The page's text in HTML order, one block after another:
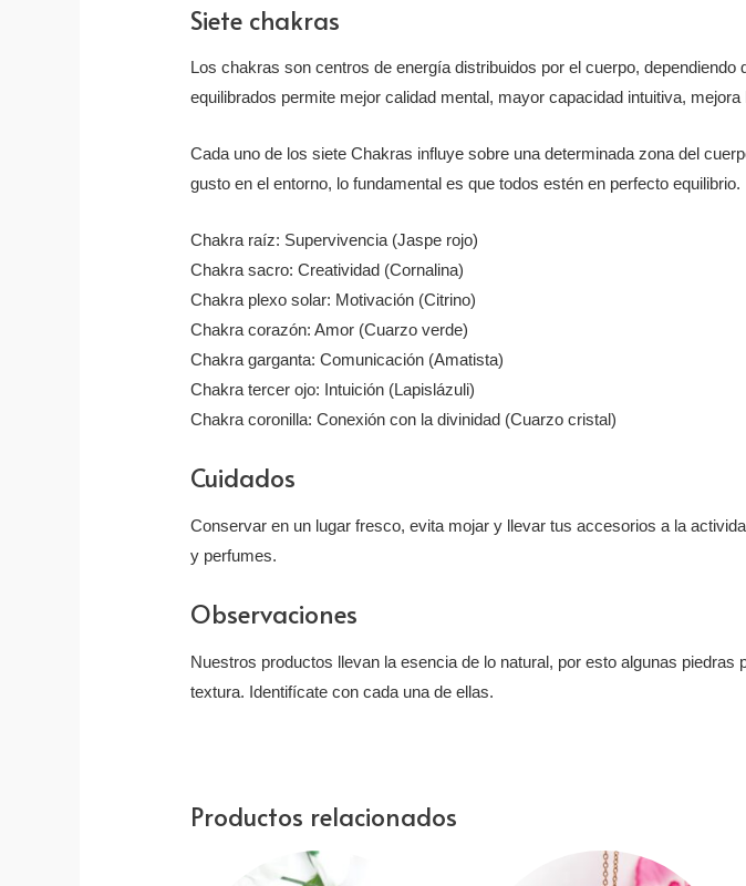
Siete chakras
Los chakras son centros de energía distribuidos por el cuerpo,
equilibrados permite mejor calidad mental, mayor capacidad intuitiva,
Cada uno de los siete Chakras influye sobre una determinada zona del
gusto en el entorno, lo fundamental es que todos estén en perfecto equilibrio.
Chakra raíz: Supervivencia (Jaspe rojo)
Chakra sacro: Creatividad (Cornalina)
Chakra plexo solar: Motivación (Citrino)
Chakra corazón: Amor (Cuarzo verde)
Chakra garganta: Comunicación (Amatista)
Chakra tercer ojo: Intuición (Lapislázuli)
Chakra coronilla: Conexión con la divinidad (Cuarzo cristal)
Cuidados
Conservar en un lugar fresco, evita mojar y llevar tus accesorios a la
y perfumes.
Observaciones
Nuestros productos llevan la esencia de lo natural, por esto algunas
textura. Identifícate con cada una de ellas.
Productos relacionados